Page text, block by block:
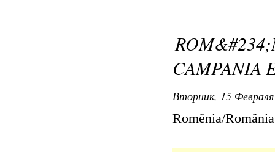
CAMPANIA
Вторник, 15
Romênia/